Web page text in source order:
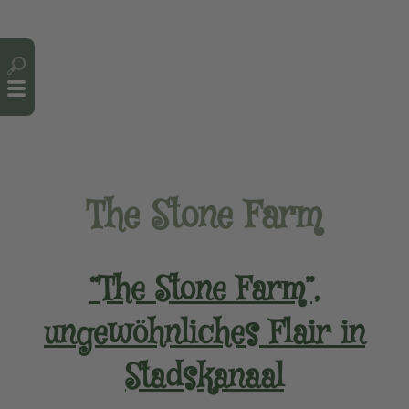
The Stone Farm
“The Stone Farm”,
ungewöhnliches Flair in
Stadskanaal